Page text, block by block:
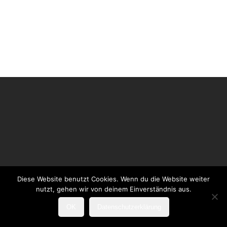
Photos by Foto Sandra Reines
Diese Website benutzt Cookies. Wenn du die Website weiter
nutzt, gehen wir von deinem Einverständnis aus.